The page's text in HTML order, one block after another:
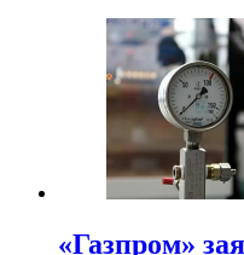
«Газпром»